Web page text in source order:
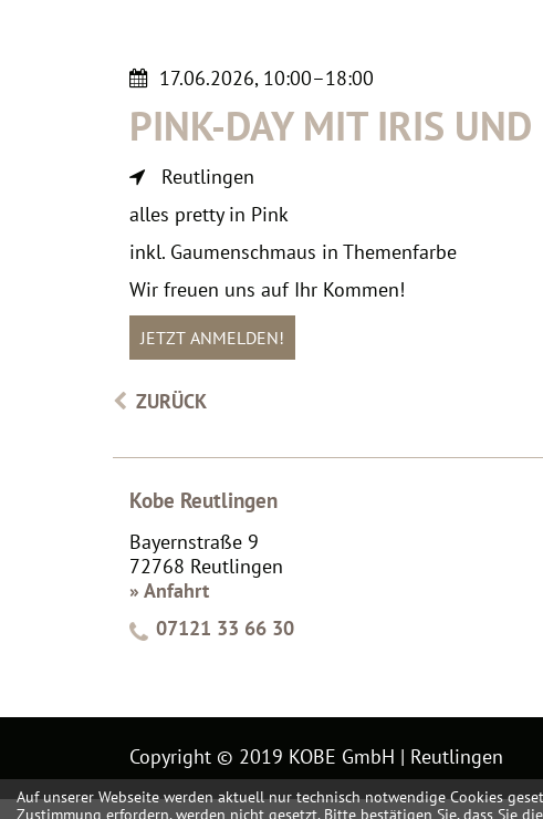
17.06.2026, 10:00–18:00
PINK-DAY MIT IRIS
Reutlingen
alles pretty in Pink
inkl. Gaumenschmaus in Themenfarbe
Wir freuen uns auf Ihr Kommen!
ZURÜCK
Kobe Reutlingen
Bayernstraße 9
72768 Reutlingen
» Anfahrt
07121 33 66 30
Copyright © 2019 KOBE GmbH | Reutlingen
Auf unserer Webseite werden aktuell nur technisch notwendige Cookies
Zustimmung erfordern, werden nicht gesetzt. Bitte bestätigen Sie, dass Sie